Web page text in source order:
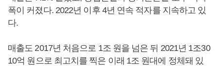
폭이 커졌다. 2022년 이후 4년 연속 적자를 지속하고 있
다.
매출도 2017년 처음으로 1조 원을 넘은 뒤 2021년 1조30
10억 원으로 최고치를 찍은 이래 1조 원대에 정체돼 있